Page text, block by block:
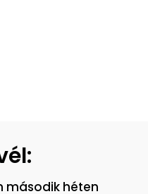
második héten